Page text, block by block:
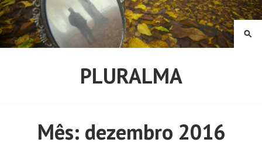
Pular
para
o
conteúdo
PLURALMA
Mês: dezembro 2016